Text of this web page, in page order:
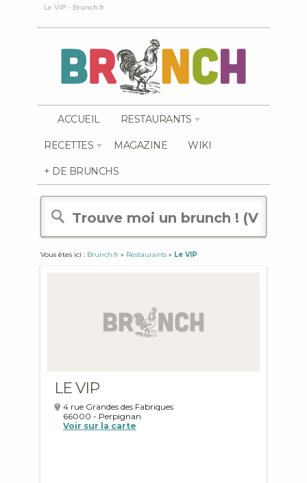
Le VIP - Brunch.fr
ACCUEIL RESTAURANTS
RECETTES MAGAZINE WIKI
+ DE BRUNCHS
Vous êtes ici : Brunch.fr » Restaurants » Le VIP
LE VIP
4 rue Grandes des Fabriques
66000 - Perpignan
Voir sur la carte